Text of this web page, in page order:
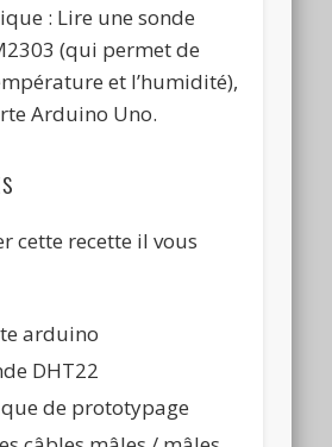
: Lire une sonde
(qui permet de
et l’humidité),
Arduino Uno.
cette recette il vous
arduino
DHT22
de prototypage